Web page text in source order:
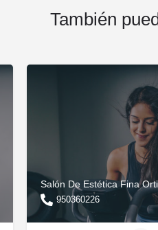
También
Salón De Estética Fina
950360226